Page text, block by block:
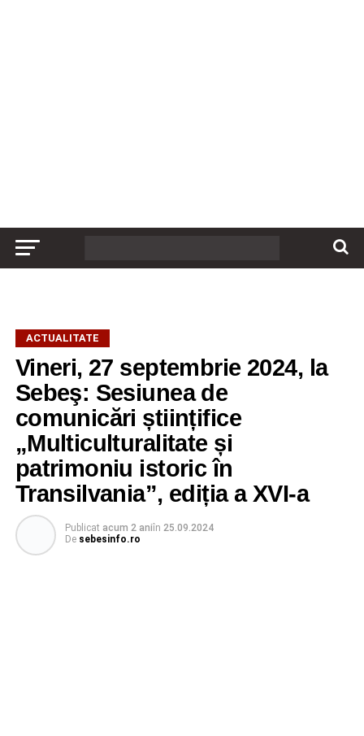
ACTUALITATE
Vineri, 27 septembrie 2024, la
Sebeş: Sesiunea de
comunicări științifice
„Multiculturalitate și
patrimoniu istoric în
Transilvania”, ediția a XVI-a
Publicat acum 2 aniîn 25.09.2024
De sebesinfo.ro